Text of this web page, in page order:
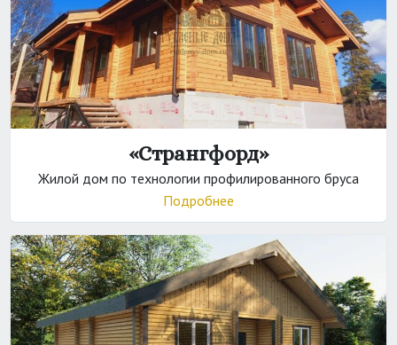
«Странгфорд»
Жилой дом по технологии профилированного бруса
Подробнее